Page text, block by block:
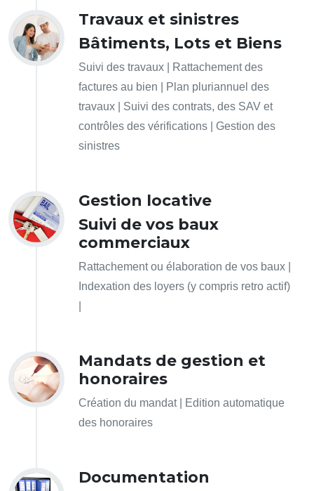
Travaux et sinistres
Bâtiments, Lots et Biens
Suivi des travaux | Rattachement des
factures au bien | Plan pluriannuel des
travaux | Suivi des contrats, des SAV et
contrôles des vérifications | Gestion des
sinistres
Gestion locative
Suivi de vos baux
commerciaux
Rattachement ou élaboration de vos baux |
Indexation des loyers (y compris retro actif)
Mandats de gestion et
honoraires
Création du mandat | Edition automatique
des honoraires
Documentation